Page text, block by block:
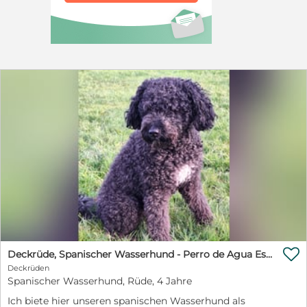
ruhig intelligent neugierig zutraulich freundlich
verschmust gruppentauglich geht Konflikten aus dem
Weg fröhlich ausgeglichen Alle weiteren Angaben
Deckrüde, Spanischer Wasserhund - Perro de Agua Español
Deckrüden
Spanischer Wasserhund, Rüde, 4 Jahre
Ich biete hier unseren spanischen Wasserhund als
